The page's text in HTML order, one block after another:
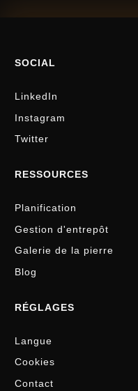
SOCIAL
LinkedIn
Instagram
Twitter
RESSOURCES
Planification
Gestion d'entrepôt
Galerie de la pierre
Blog
RÉGLAGES
Langue
Cookies
Contact